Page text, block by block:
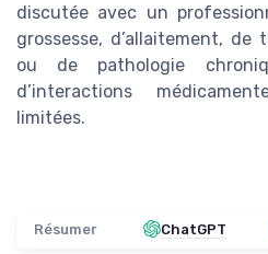
discutée avec un
grossesse, d’allaitement,
ou de pathologie
d’interactions
limitées.
Résumer ChatGPT